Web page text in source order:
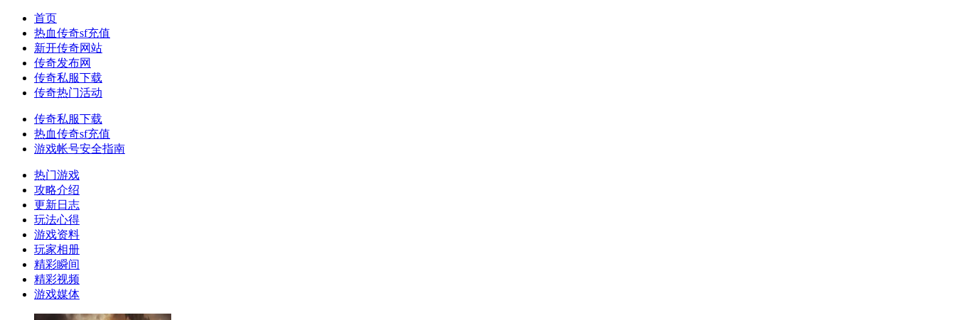
首页
热血传奇sf充值
新开传奇网站
传奇发布网
传奇私服下载
传奇热门活动
传奇私服下载
热血传奇sf充值
游戏帐号安全指南
热门游戏
攻略介绍
更新日志
玩法心得
游戏资料
玩家相册
精彩瞬间
精彩视频
游戏媒体